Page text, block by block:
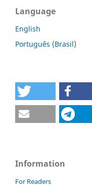
Language
English
Português (Brasil)
Information
For Readers